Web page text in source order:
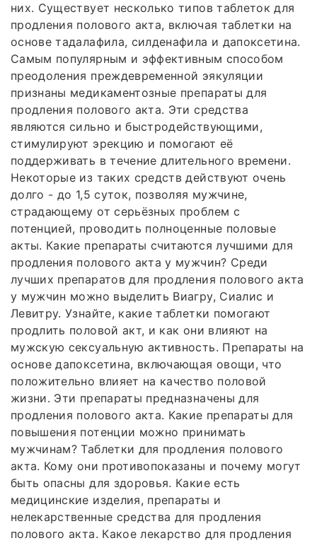
них. Существует несколько типов таблеток для
продления полового акта, включая таблетки на
основе тадалафила, силденафила и дапоксетина.
Самым популярным и эффективным способом
преодоления преждевременной эякуляции
признаны медикаментозные препараты для
продления полового акта. Эти средства
являются сильно и быстродействующими,
стимулируют эрекцию и помогают её
поддерживать в течение длительного времени.
Некоторые из таких средств действуют очень
долго - до 1,5 суток, позволяя мужчине,
страдающему от серьёзных проблем с
потенцией, проводить полноценные половые
акты. Какие препараты считаются лучшими для
продления полового акта у мужчин? Среди
лучших препаратов для продления полового акта
у мужчин можно выделить Виагру, Сиалис и
Левитру. Узнайте, какие таблетки помогают
продлить половой акт, и как они влияют на
мужскую сексуальную активность. Препараты на
основе дапоксетина, включающая овощи, что
положительно влияет на качество половой
жизни. Эти препараты предназначены для
продления полового акта. Какие препараты для
повышения потенции можно принимать
мужчинам? Таблетки для продления полового
акта. Кому они противопоказаны и почему могут
быть опасны для здоровья. Какие есть
медицинские изделия, препараты и
нелекарственные средства для продления
полового акта. Какое лекарство для продления